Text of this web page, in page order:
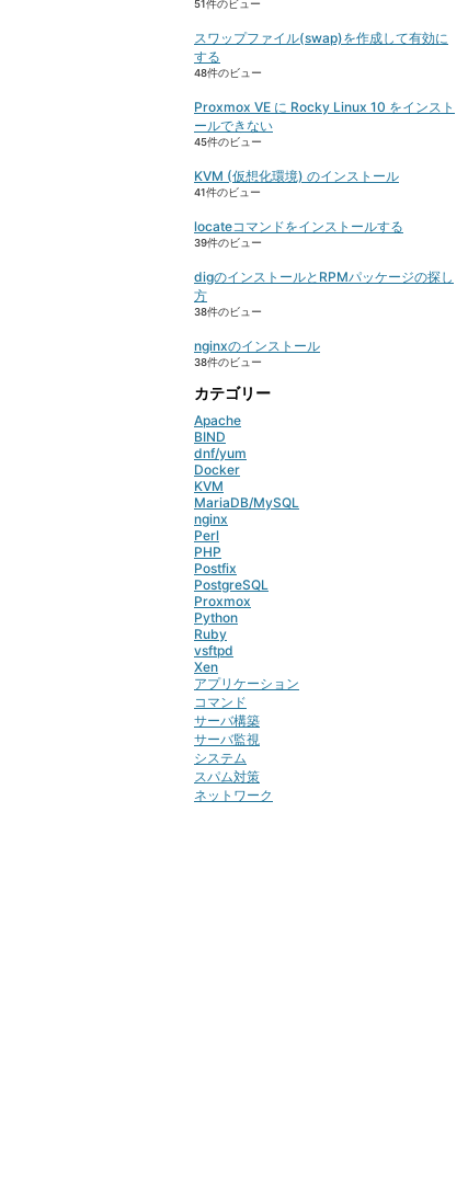
51件のビュー
スワップファイル(swap)を作成して有効に
する
48件のビュー
Proxmox VE に Rocky Linux 10 をインスト
ールできない
45件のビュー
KVM (仮想化環境) のインストール
41件のビュー
locateコマンドをインストールする
39件のビュー
digのインストールとRPMパッケージの探し
方
38件のビュー
nginxのインストール
38件のビュー
カテゴリー
Apache
BIND
dnf/yum
Docker
KVM
MariaDB/MySQL
nginx
Perl
PHP
Postfix
PostgreSQL
Proxmox
Python
Ruby
vsftpd
Xen
アプリケーション
コマンド
サーバ構築
サーバ監視
システム
スパム対策
ネットワーク